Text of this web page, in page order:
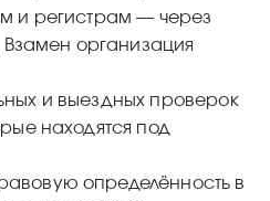
и регистрам — через
Взамен организация
и выездных проверок
находятся под
определённость в